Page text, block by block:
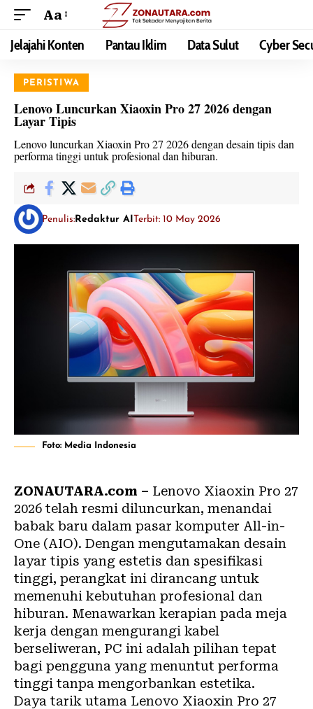
Aa
Jelajahi Konten Pantau Iklim Data Sulut Cyber
PERISTIWA
Lenovo Luncurkan Xiaoxin Pro 27 2026 dengan
Layar Tipis
Lenovo luncurkan Xiaoxin Pro 27 2026 dengan desain tipis dan
performa tinggi untuk profesional dan hiburan.
Penulis: Redaktur AITerbit: 10 May 2026
Foto: Media Indonesia
ZONAUTARA.com – Lenovo Xiaoxin Pro 27
2026 telah resmi diluncurkan, menandai
babak baru dalam pasar komputer All-in-
One (AIO). Dengan mengutamakan desain
layar tipis yang estetis dan spesifikasi
tinggi, perangkat ini dirancang untuk
memenuhi kebutuhan profesional dan
hiburan. Menawarkan kerapian pada meja
kerja dengan mengurangi kabel
berseliweran, PC ini adalah pilihan tepat
bagi pengguna yang menuntut performa
tinggi tanpa mengorbankan estetika.
Daya tarik utama Lenovo Xiaoxin Pro 27